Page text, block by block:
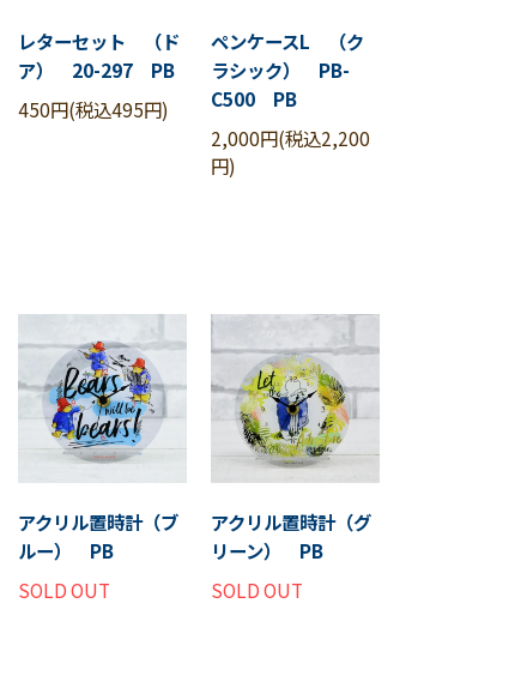
レターセット （ド
ア） 20-297 PB
450円(税込495円)
ペンケースL （ク
ラシック） PB-
C500 PB
2,000円(税込2,200
円)
アクリル置時計（ブ
ルー） PB
SOLD OUT
アクリル置時計（グ
リーン） PB
SOLD OUT